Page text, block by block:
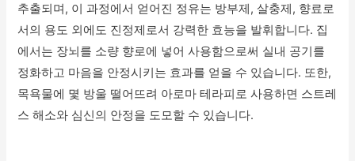
추출되며, 이 과정에서 얻어진 정유는 방부제, 살충제, 향료로
서의 용도 외에도 진정제로서 강력한 효능을 발휘합니다. 집
에서는 장뇌를 소량 향로에 넣어 사용함으로써 실내 공기를
정화하고 마음을 안정시키는 효과를 얻을 수 있습니다. 또한,
목욕물에 몇 방울 떨어뜨려 아로마 테라피로 사용하면 스트레
스 해소와 심신의 안정을 도모할 수 있습니다.